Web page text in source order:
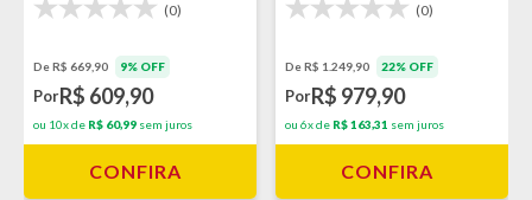
(0)
De R$ 669,90 9% OFF
PorR$ 609,90
ou 10x de R$ 60,99 sem juros
CONFIRA
(0)
De R$ 1.249,90 22% OFF
PorR$ 979,90
ou 6x de R$ 163,31 sem juros
CONFIRA